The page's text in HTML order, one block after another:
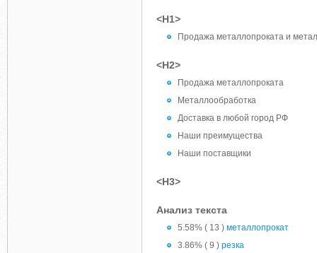
<H1>
Продажа металлопроката и
<H2>
Продажа металлопроката
Металлообработка
Доставка в любой город РФ
Наши преимущества
Наши поставщики
<H3>
Анализ текста
5.58% ( 13 ) металлопрокат
3.86% ( 9 ) резка